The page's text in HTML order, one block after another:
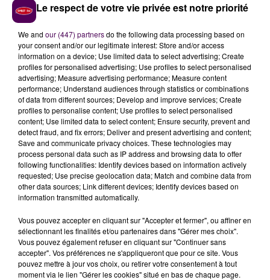
Le respect de votre vie privée est notre priorité
We and our (447) partnersdo the following data processing based on
your consent and/or our legitimate interest: Store and/or access
information on a device; Use limited data to select advertising; Create
profiles for personalised advertising; Use profiles to select personalised
advertising; Measure advertising performance; Measure content
performance; Understand audiences through statistics or combinations
of data from different sources; Develop and improve services; Create
profiles to personalise content; Use profiles to select personalised
content; Use limited data to select content; Ensure security, prevent and
detect fraud, and fix errors; Deliver and present advertising and content;
Save and communicate privacy choices. These technologies may
process personal data such as IP address and browsing data to offer
following functionalities: Identify devices based on information actively
requested; Use precise geolocation data; Match and combine data from
other data sources; Link different devices; Identify devices based on
information transmitted automatically.
Vous pouvez accepter en cliquant sur "Accepter et fermer", ou affiner en
sélectionnant les finalités et/ou partenaires dans "Gérer mes choix".
Vous pouvez également refuser en cliquant sur "Continuer sans
accepter". Vos préférences ne s'appliqueront que pour ce site. Vous
pouvez mettre à jour vos choix, ou retirer votre consentement à tout
moment via le lien "Gérer les cookies" situé en bas de chaque page.